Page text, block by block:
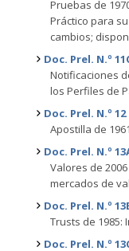
Pruebas de
Práctico para
cambios;
Doc. Prel. N.º
Notificaciones
los Perfiles de
Doc. Prel. N.º
Apostilla de
Doc. Prel. N.º
Valores de
mercados de
Doc. Prel. N.º
Trusts de
Doc. Prel. N.º